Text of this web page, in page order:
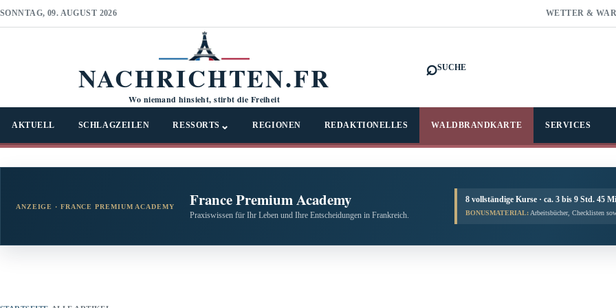
SONNTAG, 09. AUGUST 2026 WETTER &
NACHRICHTEN.FR
Wo niemand hinsieht, stirbt die Freiheit
⌕SUCHE
AKTUELL SCHLAGZEILEN RESSORTS ⌄ REGIONEN REDAKTIONELLES WALDBRANDKARTE SERVICES
ANZEIGE · FRANCE PREMIUM ACADEMY France Premium Academy
Praxiswissen für Ihr Leben und Ihre Entscheidungen in Frankreich.
8 vollständige Kurse · ca. 3 bis 9 Std. 45
BONUSMATERIAL: Arbeitsbücher, Checklisten